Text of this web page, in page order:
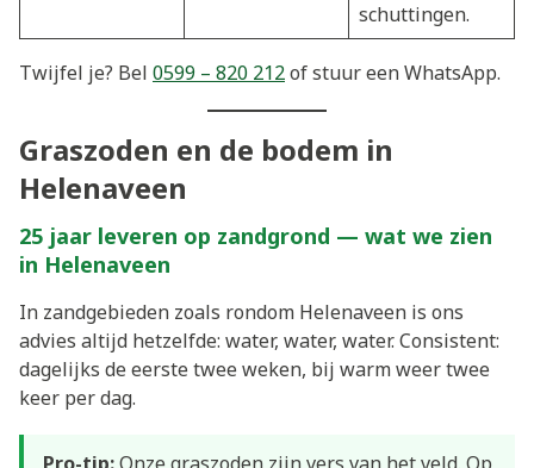
schuttingen.
Twijfel je? Bel 0599 – 820 212of stuur een WhatsApp.
Graszoden en de bodem in
Helenaveen
25 jaar leveren op zandgrond — wat we zien
in Helenaveen
In zandgebieden zoals rondom Helenaveen is ons
advies altijd hetzelfde: water, water, water. Consistent:
dagelijks de eerste twee weken, bij warm weer twee
keer per dag.